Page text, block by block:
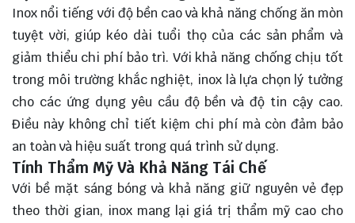
Inox nổi tiếng với độ bền cao và khả năng chống ăn mòn
tuyệt vời, giúp kéo dài tuổi thọ của các sản phẩm và
giảm thiểu chi phí bảo trì. Với khả năng chống chịu tốt
trong môi trường khắc nghiệt, inox là lựa chọn lý tưởng
cho các ứng dụng yêu cầu độ bền và độ tin cậy cao.
Điều này không chỉ tiết kiệm chi phí mà còn đảm bảo
an toàn và hiệu suất trong quá trình sử dụng.
Tính Thẩm Mỹ Và Khả Năng Tái Chế
Với bề mặt sáng bóng và khả năng giữ nguyên vẻ đẹp
theo thời gian, inox mang lại giá trị thẩm mỹ cao cho